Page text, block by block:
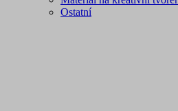
Ostatní